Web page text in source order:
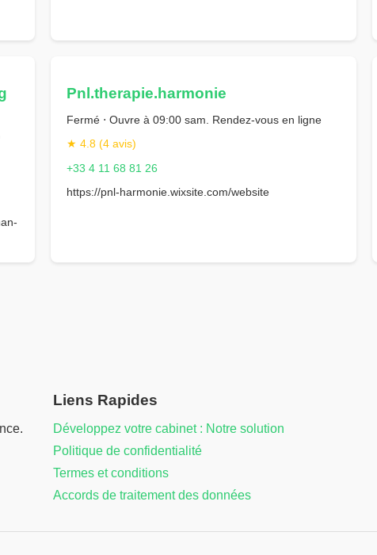
Pnl.therapie.harmonie
Fermé ⋅ Ouvre à 09:00 sam. Rendez-vous en ligne
★ 4.8 (4 avis)
+33 4 11 68 81 26
https://pnl-harmonie.wixsite.com/website
Liens Rapides
Développez votre cabinet : Notre solution
Politique de confidentialité
Termes et conditions
Accords de traitement des données